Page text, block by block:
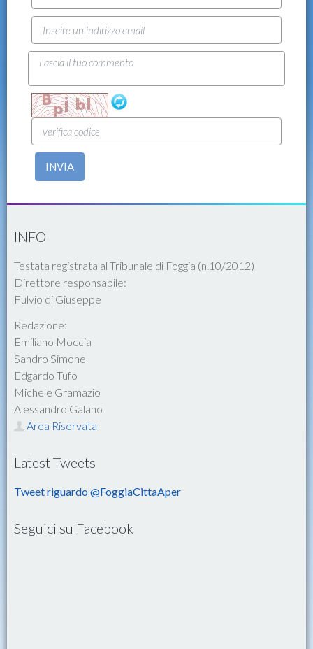
INVIA
INFO
Testata registrata al Tribunale di Foggia (n.10/2012)
Direttore responsabile:
Fulvio di Giuseppe
Redazione:
Emiliano Moccia
Sandro Simone
Edgardo Tufo
Michele Gramazio
Alessandro Galano
Area Riservata
Latest Tweets
Tweet riguardo @FoggiaCittaAper
Seguici su Facebook